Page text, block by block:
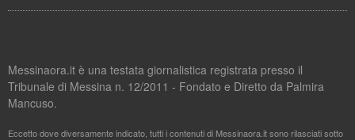
Messinaora.it è una testata giornalistica registrata presso il
Tribunale di Messina n. 12/2011 - Fondato e Diretto da Palmira
Mancuso.
Eccetto dove diversamente indicato, tutti i contenuti di Messinaora.it sono rilasciati sotto